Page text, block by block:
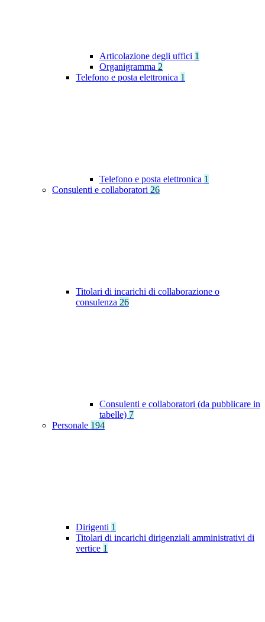
Articolazione degli uffici 1
Organigramma 2
Telefono e posta elettronica 1
Telefono e posta elettronica 1
Consulenti e collaboratori 26
Titolari di incarichi di collaborazione o
consulenza 26
Consulenti e collaboratori (da pubblicare in
tabelle) 7
Personale 194
Dirigenti 1
Titolari di incarichi dirigenziali amministrativi di
vertice 1